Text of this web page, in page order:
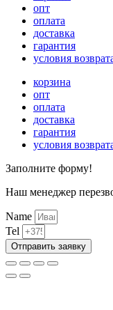
опт
оплата
доставка
гарантия
условия
корзина
опт
оплата
доставка
гарантия
условия
Заполните форму!
Наш менеджер
Name
Tel
Отправить заявку